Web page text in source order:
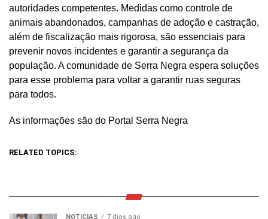
autoridades competentes. Medidas como controle de
animais abandonados, campanhas de adoção e castração,
além de fiscalização mais rigorosa, são essenciais para
prevenir novos incidentes e garantir a segurança da
população. A comunidade de Serra Negra espera soluções
para esse problema para voltar a garantir ruas seguras
para todos.
As informações são do Portal Serra Negra
RELATED TOPICS:
NOTICIAS 7 dias ago